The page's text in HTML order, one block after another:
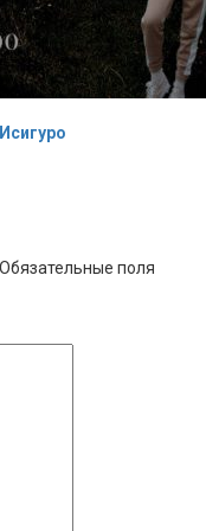
Обязательные поля